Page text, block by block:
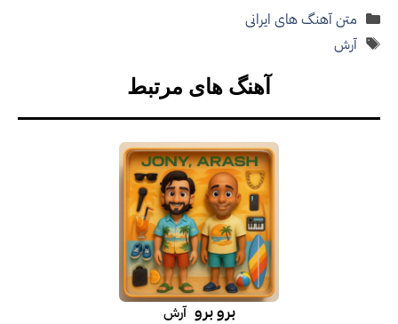
دسته‌ها
متن آهنگ های ایرانی
برچسب‌ها
آرش
آهنگ های مرتبط
برو برو آرش